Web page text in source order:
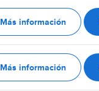
Más información
Más información